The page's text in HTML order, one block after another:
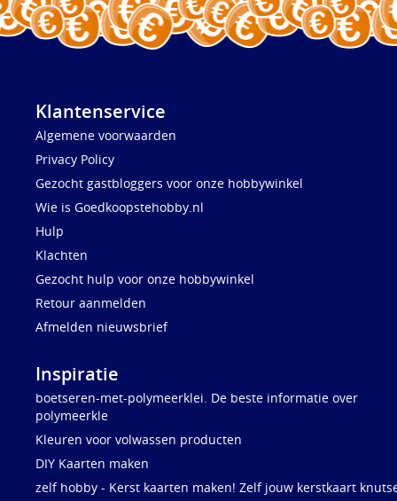
Klantenservice
Algemene voorwaarden
Privacy Policy
Gezocht gastbloggers voor onze hobbywinkel
Wie is Goedkoopstehobby.nl
Hulp
Klachten
Gezocht hulp voor onze hobbywinkel
Retour aanmelden
Afmelden nieuwsbrief
Inspiratie
boetseren-met-polymeerklei. De beste informatie over
polymeerkle
Kleuren voor volwassen producten
DIY Kaarten maken
zelf hobby - Kerst kaarten maken! Zelf jouw kerstkaart